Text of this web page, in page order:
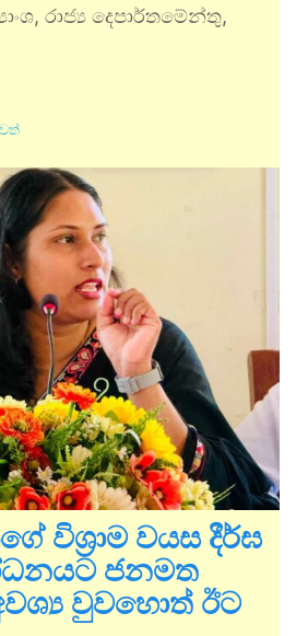
රාජ්‍ය දෙපාර්තමේන්තු,
විශ්‍රාම වයස දීර්ඝ
ජනමත
වුවහොත් ඊට